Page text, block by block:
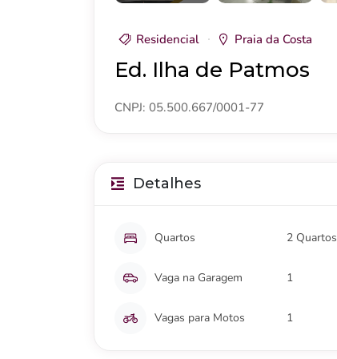
Residencial Praia da Costa
Ed. Ilha de Patmos
CNPJ: 05.500.667/0001-77
Detalhes
Quartos 2 Quartos
Vaga na Garagem 1
Vagas para Motos 1